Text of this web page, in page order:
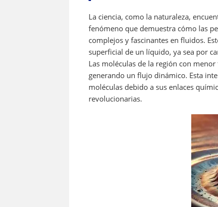
o
o
k
p
p
m s
La ciencia, como la naturaleza,
fenómeno que demuestra cómo las
complejos y fascinantes en fluidos.
superficial de un líquido, ya sea por
Las moléculas de la región con
generando un flujo dinámico. Esta
moléculas debido a sus enlaces
revolucionarias.